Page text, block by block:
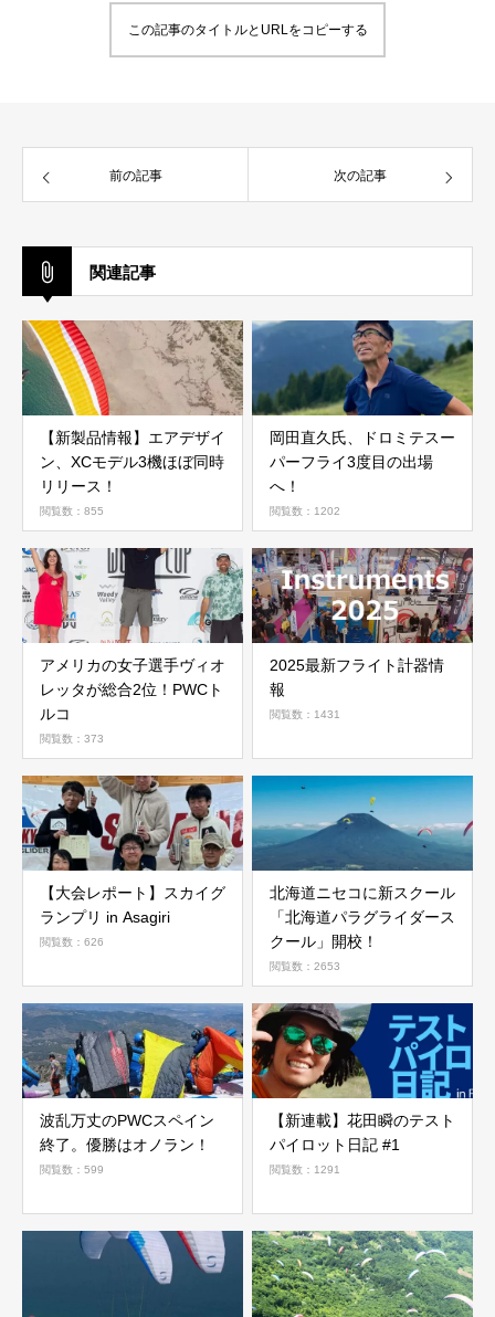
この記事のタイトルとURLをコピーする
前の記事 次の記事
関連記事
【新製品情報】エアデザイ
ン、XCモデル3機ほぼ同時
リリース！
閲覧数：855
岡田直久氏、ドロミテスー
パーフライ3度目の出場
へ！
閲覧数：1202
アメリカの女子選手ヴィオ
レッタが総合2位！PWCト
ルコ
閲覧数：373
2025最新フライト計器情
報
閲覧数：1431
【大会レポート】スカイグ
ランプリ in Asagiri
閲覧数：626
北海道ニセコに新スクール
「北海道パラグライダース
クール」開校！
閲覧数：2653
波乱万丈のPWCスペイン
終了。優勝はオノラン！
閲覧数：599
【新連載】花田瞬のテスト
パイロット日記 #1
閲覧数：1291